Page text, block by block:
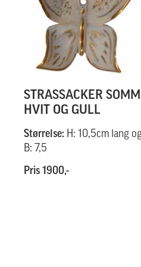
STRASSACKER
HVIT OG GULL
Størrelse: H: 10,5cm lang
B: 7,5
Pris 1900,-